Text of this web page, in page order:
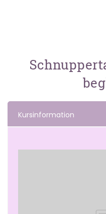
Kursinformation